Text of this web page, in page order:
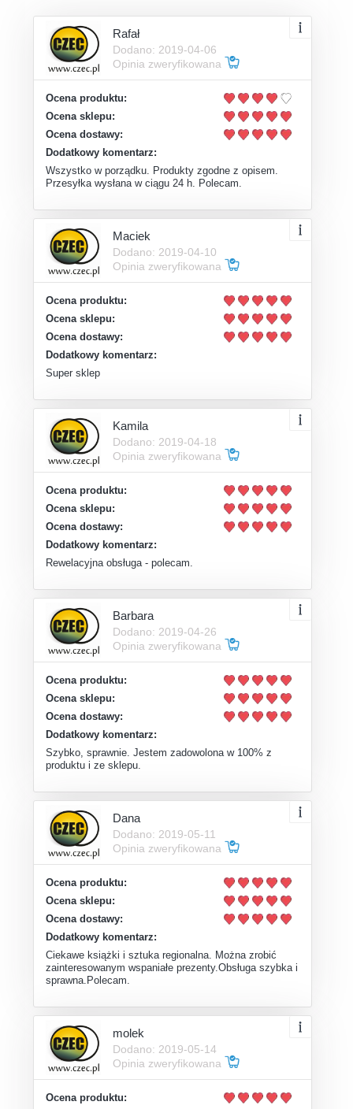
Rafał
Dodano: 2019-04-06
Opinia zweryfikowana
Ocena produktu:
Ocena sklepu:
Ocena dostawy:
Dodatkowy komentarz:
Wszystko w porządku. Produkty zgodne z opisem.
Przesyłka wysłana w ciągu 24 h. Polecam.
Maciek
Dodano: 2019-04-10
Opinia zweryfikowana
Ocena produktu:
Ocena sklepu:
Ocena dostawy:
Dodatkowy komentarz:
Super sklep
Kamila
Dodano: 2019-04-18
Opinia zweryfikowana
Ocena produktu:
Ocena sklepu:
Ocena dostawy:
Dodatkowy komentarz:
Rewelacyjna obsługa - polecam.
Barbara
Dodano: 2019-04-26
Opinia zweryfikowana
Ocena produktu:
Ocena sklepu:
Ocena dostawy:
Dodatkowy komentarz:
Szybko, sprawnie. Jestem zadowolona w 100% z
produktu i ze sklepu.
Dana
Dodano: 2019-05-11
Opinia zweryfikowana
Ocena produktu:
Ocena sklepu:
Ocena dostawy:
Dodatkowy komentarz:
Ciekawe książki i sztuka regionalna. Można zrobić
zainteresowanym wspaniałe prezenty.Obsługa szybka i
sprawna.Polecam.
molek
Dodano: 2019-05-14
Opinia zweryfikowana
Ocena produktu: